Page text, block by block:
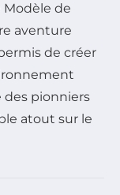
Modèle de
aventure
de créer
pionniers
atout sur le